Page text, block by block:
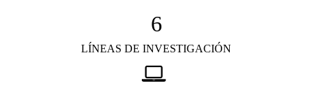
6
LÍNEAS DE INVESTIGACIÓN